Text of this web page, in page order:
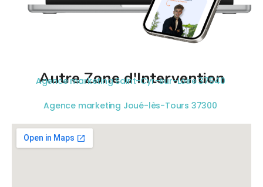
Autre Zone d'Intervention
Agence marketing Saint-Cyr-sur-Loire 37540
Agence marketing Joué-lès-Tours 37300